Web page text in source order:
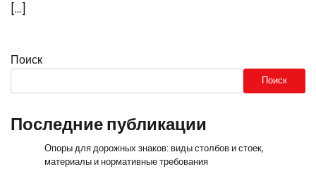
[…]
Поиск
Поиск
Последние публикации
Опоры для дорожных знаков: виды столбов и стоек,
материалы и нормативные требования